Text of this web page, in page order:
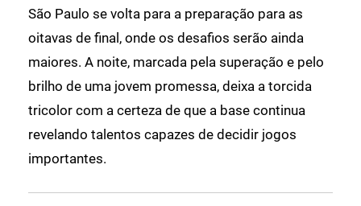
São Paulo se volta para a preparação para as
oitavas de final, onde os desafios serão ainda
maiores. A noite, marcada pela superação e pelo
brilho de uma jovem promessa, deixa a torcida
tricolor com a certeza de que a base continua
revelando talentos capazes de decidir jogos
importantes.